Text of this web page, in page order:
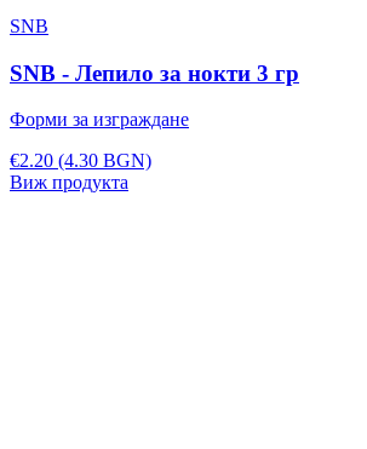
SNB
SNB - Лепило за нокти 3 гр
Форми за изграждане
€2.20 (4.30 BGN)
Виж продукта